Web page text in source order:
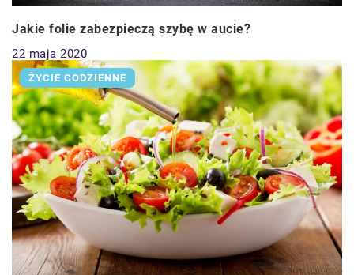
Jakie folie zabezpieczą szybę w aucie?
22 maja 2020
ŻYCIE CODZIENNE